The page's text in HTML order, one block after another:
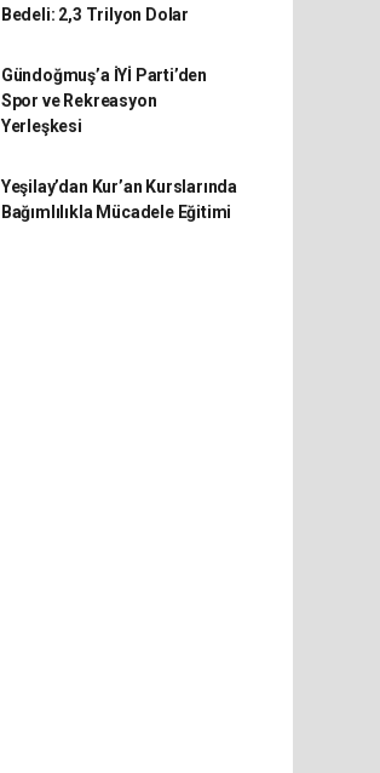
Bedeli: 2,3 Trilyon Dolar
Gündoğmuş’a İYİ Parti’den
Spor ve Rekreasyon
Yerleşkesi
Yeşilay’dan Kur’an Kurslarında
Bağımlılıkla Mücadele Eğitimi